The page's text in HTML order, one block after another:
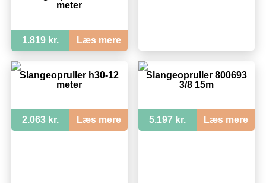
meter
1.819 kr. Læs mere
Slangeopruller h30-12
meter
2.063 kr. Læs mere
Slangeopruller 800693
3/8 15m
5.197 kr. Læs mere